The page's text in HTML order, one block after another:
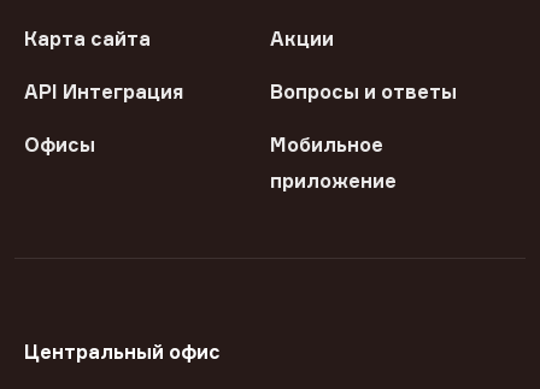
Карта сайта Акции
API Интеграция Вопросы и ответы
Офисы
Мобильное
приложение
Центральный офис